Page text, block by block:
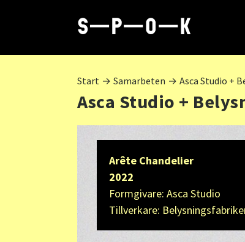
Start → Samarbeten → Asca Studio +
Asca Studio +
Arête Chandelier
2022
Formgivare: Asca Studio
Tillverkare: